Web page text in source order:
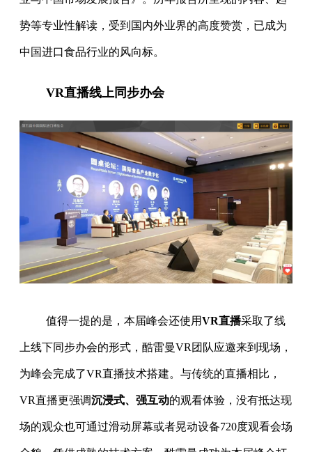
势等专业性解读，受到国内外业界的高度赞赏，已成为
中国进口食品行业的风向标。
VR直播线上同步办会
值得一提的是，本届峰会还使用VR直播采取了线
上线下同步办会的形式，酷雷曼VR团队应邀来到现场，
为峰会完成了VR直播技术搭建。与传统的直播相比，
VR直播更强调沉浸式、强互动的观看体验，没有抵达现
场的观众也可通过滑动屏幕或者晃动设备720度观看会场